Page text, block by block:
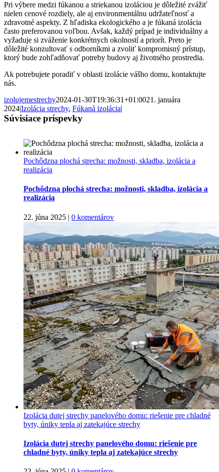
Pri výbere medzi fúkanou a striekanou izoláciou je dôležité zvážiť
nielen cenové rozdiely, ale aj environmentálnu udržateľnosť a
zdravotné aspekty. Z hľadiska ekologického a je fúkaná izolácia
často preferovanou voľbou. Avšak, každý prípad je individuálny a
vyžaduje si zváženie konkrétnych okolností a priorít. Preto je
dôležité konzultovať s odborníkmi a zvoliť kompromisný prístup,
ktorý bude zohľadňovať potreby budovy aj životného prostredia.
Ak potrebujete poradiť v oblasti izolácie vášho domu, kontaktujte
nás.
izolujemestrechy2024-01-30T19:36:31+01:0021. januára
2024|Izolácia strechy, Fúkaná izolácia|
Súvisiace príspevky
Pochôdzna plochá strecha: možnosti, skladba, izolácia a
realizácia
Pochôdzna plochá strecha: možnosti, skladba, izolácia a
realizácia
22. júna 2025 | 0 komentárov
Izolácia dutej strechy panelového domu: riešenie pre chladné
byty, úniky tepla aj zatekajúce strechy
Izolácia dutej strechy panelového domu: riešenie pre
chladné byty, úniky tepla aj zatekajúce strechy